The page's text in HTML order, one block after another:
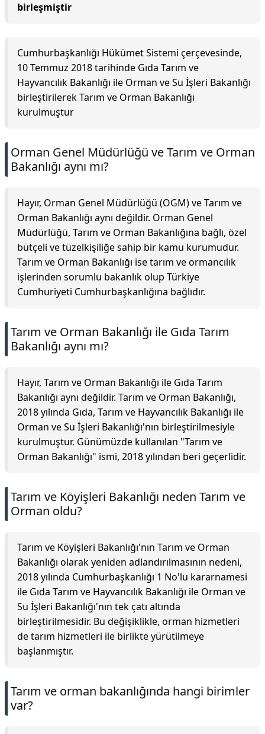
birleşmiştir
Cumhurbaşkanlığı Hükümet Sistemi çerçevesinde,
10 Temmuz 2018 tarihinde Gıda Tarım ve
Hayvancılık Bakanlığı ile Orman ve Su İşleri Bakanlığı
birleştirilerek Tarım ve Orman Bakanlığı
kurulmuştur
Orman Genel Müdürlüğü ve Tarım ve Orman
Bakanlığı aynı mı?
Hayır, Orman Genel Müdürlüğü (OGM) ve Tarım ve
Orman Bakanlığı aynı değildir. Orman Genel
Müdürlüğü, Tarım ve Orman Bakanlığına bağlı, özel
bütçeli ve tüzelkişiliğe sahip bir kamu kurumudur.
Tarım ve Orman Bakanlığı ise tarım ve ormancılık
işlerinden sorumlu bakanlık olup Türkiye
Cumhuriyeti Cumhurbaşkanlığına bağlıdır.
Tarım ve Orman Bakanlığı ile Gıda Tarım
Bakanlığı aynı mı?
Hayır, Tarım ve Orman Bakanlığı ile Gıda Tarım
Bakanlığı aynı değildir. Tarım ve Orman Bakanlığı,
2018 yılında Gıda, Tarım ve Hayvancılık Bakanlığı ile
Orman ve Su İşleri Bakanlığı'nın birleştirilmesiyle
kurulmuştur. Günümüzde kullanılan "Tarım ve
Orman Bakanlığı" ismi, 2018 yılından beri geçerlidir.
Tarım ve Köyişleri Bakanlığı neden Tarım ve
Orman oldu?
Tarım ve Köyişleri Bakanlığı'nın Tarım ve Orman
Bakanlığı olarak yeniden adlandırılmasının nedeni,
2018 yılında Cumhurbaşkanlığı 1 No'lu kararnamesi
ile Gıda Tarım ve Hayvancılık Bakanlığı ile Orman ve
Su İşleri Bakanlığı'nın tek çatı altında
birleştirilmesidir. Bu değişiklikle, orman hizmetleri
de tarım hizmetleri ile birlikte yürütilmeye
başlanmıştır.
Tarım ve orman bakanlığında hangi birimler
var?